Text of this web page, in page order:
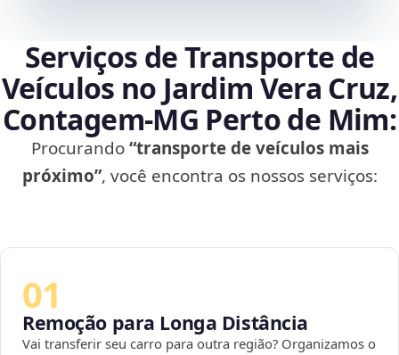
Serviços de Transporte de
Veículos no Jardim Vera Cruz,
Contagem‑MG Perto de Mim:
Procurando“transporte de veículos mais
próximo”, você encontra os nossos serviços:
01
Remoção para Longa Distância
Vai transferir seu carro para outra região? Organizamos o